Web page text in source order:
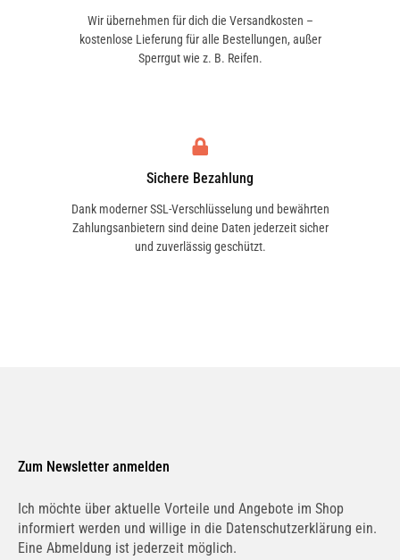
Kompatibilität:Der HD 10 001 von
MANN-FILTER Filter ist für eine
Vielzahl von Fahrzeugen und
Bremskraftregelung verwenden.
Warum ein Filter für Hydraulikbremsen
von MANN-FILTER?MANN-FILTER ist
für seine qualitativ hochwertigen und
innovativen Fahrzeugkomponenten
Bremsleistung bei.
Hinweis
Wir übernehmen für dich die Versandkosten –
kostenlose Lieferung für alle Bestellungen, außer
Sperrgut wie z. B. Reifen.
Sichere Bezahlung
Dank moderner SSL-Verschlüsselung und bewährten
Zahlungsanbietern sind deine Daten jederzeit sicher
und zuverlässig geschützt.
Zum Newsletter anmelden
Ich möchte über aktuelle Vorteile und Angebote im Shop
informiert werden und willige in die Datenschutzerklärung ein.
Eine Abmeldung ist jederzeit möglich.